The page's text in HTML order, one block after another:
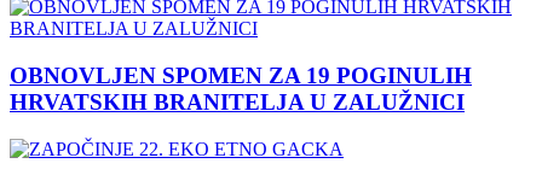
OBNOVLJEN SPOMEN ZA 19 POGINULIH
HRVATSKIH BRANITELJA U ZALUŽNICI